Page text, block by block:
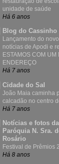
unidade de saúde
Há 6 anos
Blog do Cassinho
Lançamento do
notícias de Apodi e
ESTAMOS COM UM
ENDEREÇO
Há 7 anos
Cidade do Sal
João Maia caminha
calcadão no centro
Há 7 anos
Notícias e fotos da
Paróquia N. Sra.
Rosário
Festival de Prêmios
Há 8 anos